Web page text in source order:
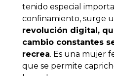
tenido especial
confinamiento, surge
revolución digital,
cambio constantes
recrea. Es una mujer
que se permite